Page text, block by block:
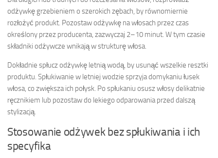
odżywkę grzebieniem o szerokich zębach, by równomiernie
rozłożyć produkt. Pozostaw odżywkę na włosach przez czas
określony przez producenta, zazwyczaj 2–10 minut. W tym czasie
składniki odżywcze wnikają w strukturę włosa.
Dokładnie spłucz odżywkę letnią wodą, by usunąć wszelkie resztki
produktu. Spłukiwanie w letniej wodzie sprzyja domykaniu łusek
włosa, co zwiększa ich połysk. Po spłukaniu osusz włosy delikatnie
ręcznikiem lub pozostaw do lekiego odparowania przed dalszą
stylizacją.
Stosowanie odżywek bez spłukiwania i ich
specyfika